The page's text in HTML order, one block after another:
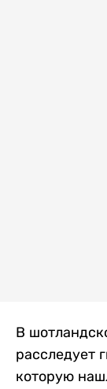
В
расследует
которую